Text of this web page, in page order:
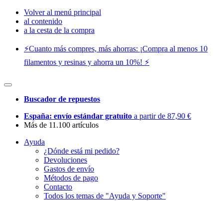
Volver al menú principal
al contenido
a la cesta de la compra
⚡️Cuanto más compres, más ahorras: ¡Compra al menos 10
filamentos y resinas y ahorra un 10%! ⚡️
Buscador de repuestos
España: envío estándar gratuito a partir de 87,90 €
Más de 11.100 artículos
Ayuda
¿Dónde está mi pedido?
Devoluciones
Gastos de envío
Métodos de pago
Contacto
Todos los temas de "Ayuda y Soporte"